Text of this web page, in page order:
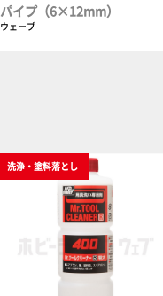
パイプ（6×12mm）
ウェーブ
洗浄・塗料落とし